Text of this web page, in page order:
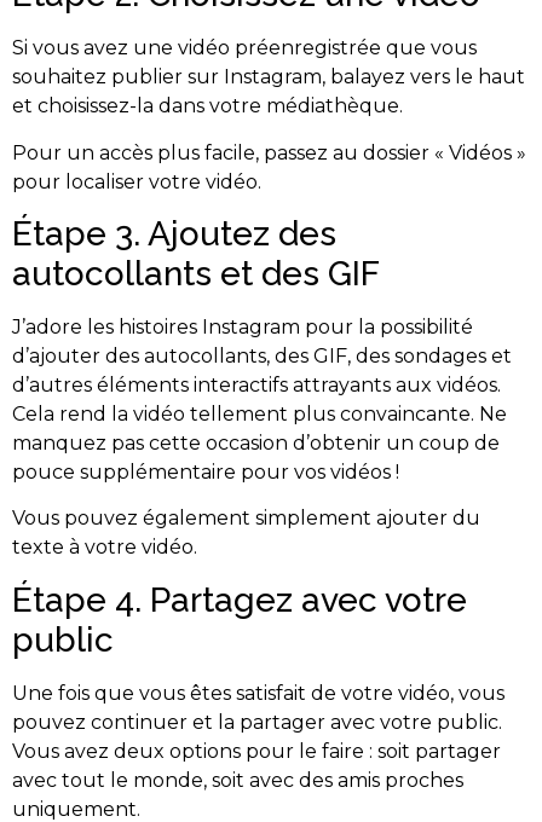
Si vous avez une vidéo préenregistrée que vous
souhaitez publier sur Instagram, balayez vers le haut
et choisissez-la dans votre médiathèque.
Pour un accès plus facile, passez au dossier « Vidéos »
pour localiser votre vidéo.
Étape 3. Ajoutez des
autocollants et des GIF
J’adore les histoires Instagram pour la possibilité
d’ajouter des autocollants, des GIF, des sondages et
d’autres éléments interactifs attrayants aux vidéos.
Cela rend la vidéo tellement plus convaincante. Ne
manquez pas cette occasion d’obtenir un coup de
pouce supplémentaire pour vos vidéos !
Vous pouvez également simplement ajouter du
texte à votre vidéo.
Étape 4. Partagez avec votre
public
Une fois que vous êtes satisfait de votre vidéo, vous
pouvez continuer et la partager avec votre public.
Vous avez deux options pour le faire : soit partager
avec tout le monde, soit avec des amis proches
uniquement.